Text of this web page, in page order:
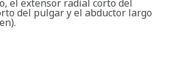
el extensor radial corto del
del pulgar y el abductor largo